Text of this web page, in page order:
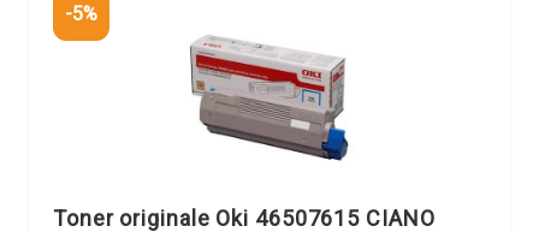
-5%
Toner originale Oki 46507615 CIANO